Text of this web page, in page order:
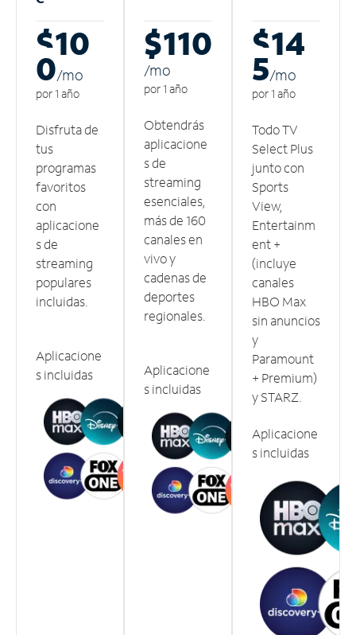
$10
0/mo
por 1 año
Disfruta de
tus
programas
favoritos
con
aplicacione
s de
streaming
populares
incluidas.
Aplicacione
s incluidas
$110
/mo
por 1 año
Obtendrás
aplicacione
s de
streaming
esenciales,
más de 160
canales en
vivo y
cadenas de
deportes
regionales.
Aplicacione
s incluidas
$14
5/mo
por 1 año
Todo TV
Select Plus
junto con
Sports
View,
Entertainm
ent +
(incluye
canales
HBO Max
sin anuncios
y
Paramount
+ Premium)
y STARZ.
Aplicacione
s incluidas